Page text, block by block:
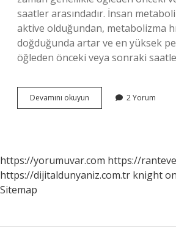
saatler arasındadır. İnsan
aktive olduğundan, metabolizma
doğduğunda artar ve en yüksek
öğleden önceki veya sonraki
Devamını okuyun
Günde
2 Yorum
https://yorumuvar.com https://
https://dijitaldunyaniz.com.tr knight
Sitemap